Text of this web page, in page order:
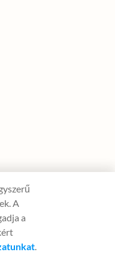
Rights Reserved.
A
a
.